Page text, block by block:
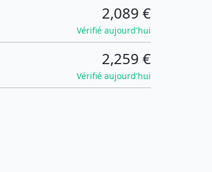
2,089 €
Vérifié aujourd'hui
2,259 €
Vérifié aujourd'hui